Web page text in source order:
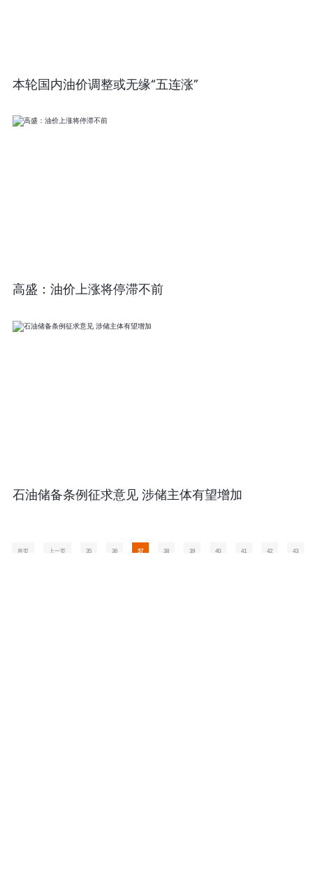
本轮国内油价调整或无缘“五连涨”
高盛：油价上涨将停滞不前
石油储备条例征求意见 涉储主体有望增加
首页 上一页 35 36 37 38 39 40 41 42 43